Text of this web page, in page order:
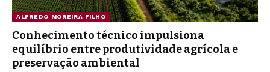
ALFREDO MOREIRA FILHO
Conhecimento técnico impulsiona
equilíbrio entre produtividade agrícola e
preservação ambiental